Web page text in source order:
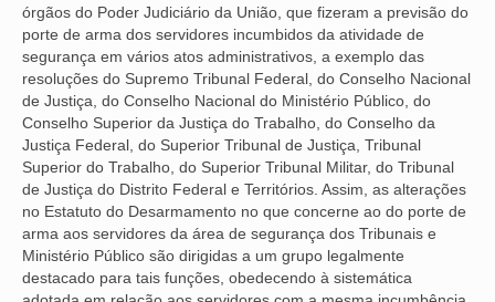
órgãos do Poder Judiciário da União, que fizeram a previsão do
porte de arma dos servidores incumbidos da atividade de
segurança em vários atos administrativos, a exemplo das
resoluções do Supremo Tribunal Federal, do Conselho Nacional
de Justiça, do Conselho Nacional do Ministério Público, do
Conselho Superior da Justiça do Trabalho, do Conselho da
Justiça Federal, do Superior Tribunal de Justiça, Tribunal
Superior do Trabalho, do Superior Tribunal Militar, do Tribunal
de Justiça do Distrito Federal e Territórios. Assim, as alterações
no Estatuto do Desarmamento no que concerne ao do porte de
arma aos servidores da área de segurança dos Tribunais e
Ministério Público são dirigidas a um grupo legalmente
destacado para tais funções, obedecendo à sistemática